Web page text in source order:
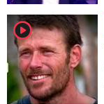
player2